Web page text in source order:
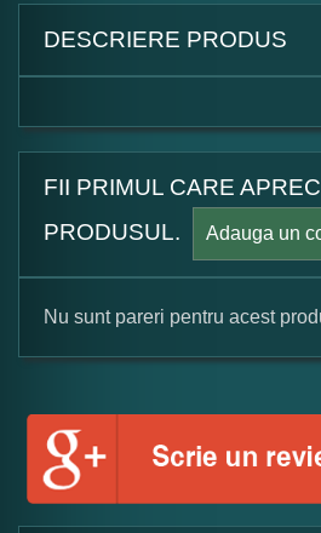
DESCRIERE PRODUS
FII PRIMUL CARE
PRODUSUL.
Adauga un
Formular pareri client
Numele dumneavoastra:
Nu sunt pareri pentru acest